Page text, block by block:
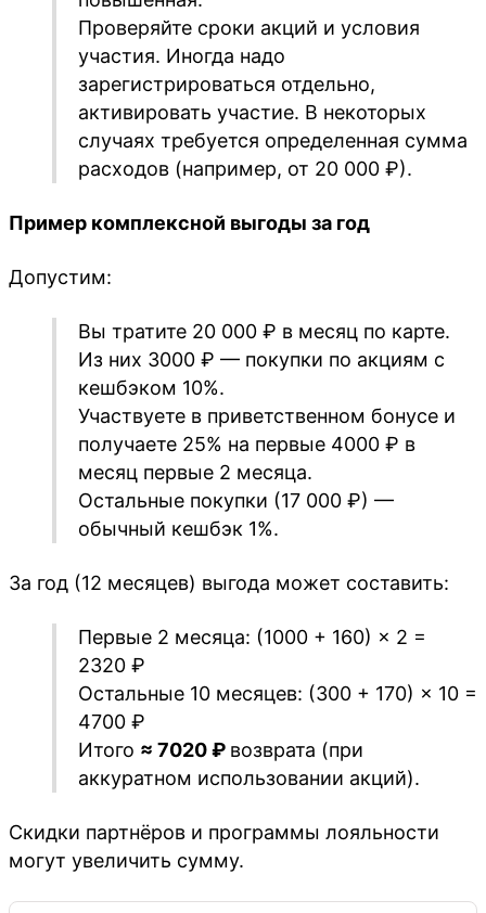
Проверяйте сроки акций и условия
участия. Иногда надо
зарегистрироваться отдельно,
активировать участие. В некоторых
случаях требуется определенная сумма
расходов (например, от 20 000 ₽).
Пример комплексной выгоды за год
Допустим:
Вы тратите 20 000 ₽ в месяц по карте.
Из них 3000 ₽ — покупки по акциям с
кешбэком 10%.
Участвуете в приветственном бонусе и
получаете 25% на первые 4000 ₽ в
месяц первые 2 месяца.
Остальные покупки (17 000 ₽) —
обычный кешбэк 1%.
За год (12 месяцев) выгода может составить:
Первые 2 месяца: (1000 + 160) × 2 =
2320 ₽
Остальные 10 месяцев: (300 + 170) × 10 =
4700 ₽
Итого ≈ 7020 ₽ возврата (при
аккуратном использовании акций).
Скидки партнёров и программы лояльности
могут увеличить сумму.